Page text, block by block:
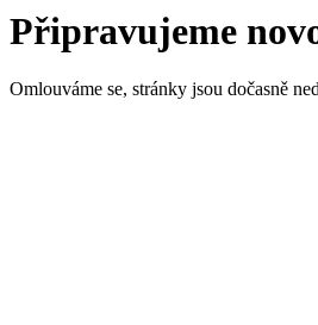
Připravujeme
Omlouváme se, stránky jsou dočasně